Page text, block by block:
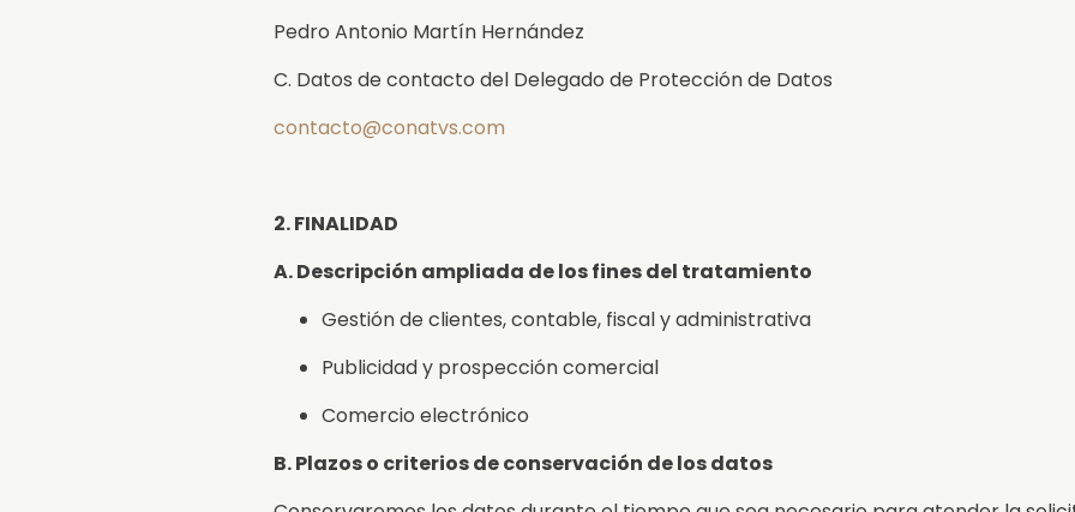
Pedro Antonio Martín Hernández
C. Datos de contacto del Delegado de Protección de Datos
contacto@conatvs.com
2. FINALIDAD
A. Descripción ampliada de los fines del tratamiento
Gestión de clientes, contable, fiscal y administrativa
Publicidad y prospección comercial
Comercio electrónico
B. Plazos o criterios de conservación de los datos